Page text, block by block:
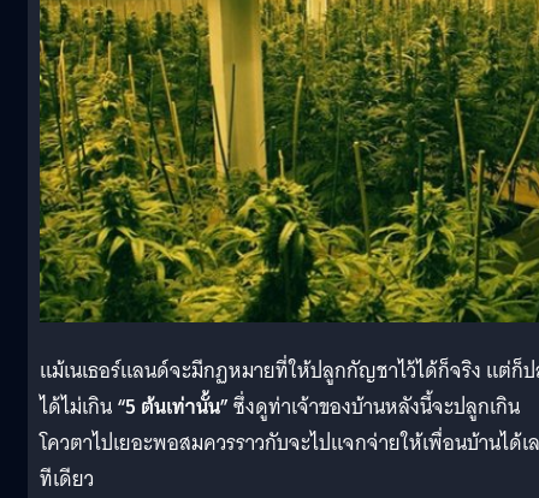
แม้เนเธอร์แลนด์จะมีกฏหมายที่ให้ปลูกกัญชาไว้ได้ก็จริง แต่ก็
ได้ไม่เกิน“5 ต้นเท่านั้น”ซึ่งดูท่าเจ้าของบ้านหลังนี้จะปลูกเกิน
โควตาไปเยอะพอสมควรราวกับจะไปแจกจ่ายให้เพื่อนบ้านได้เ
ทีเดียว